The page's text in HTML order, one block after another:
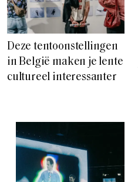
Deze tentoonstellingen
in België maken je lente
cultureel interessanter